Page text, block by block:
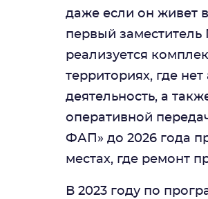
даже если он живет
первый
реализуется
территориях, где
деятельность, а
оперативной
ФАП» до 2026 года
местах, где ремонт
В 2023 году по